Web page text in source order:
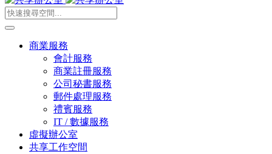
商業服務
會計服務
商業註冊服務
公司秘書服務
郵件處理服務
禮賓服務
IT / 數據服務
虛擬辦公室
共享工作空間